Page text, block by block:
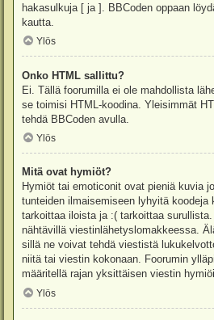
hakasulkuja [ ja ]. BBCoden oppaan
kautta.
Ylös
Onko HTML sallittu?
Ei. Tällä foorumilla ei ole mahdollista
se toimisi HTML-koodina. Yleisimmät
tehdä BBCoden avulla.
Ylös
Mitä ovat hymiöt?
Hymiöt tai emoticonit ovat pieniä kuvia
tunteiden ilmaisemiseen lyhyitä
tarkoittaa iloista ja :( tarkoittaa
nähtävillä viestinlähetyslomakkeessa.
sillä ne voivat tehdä viestistä
niitä tai viestin kokonaan. Foorumin
määritellä rajan yksittäisen viestin
Ylös